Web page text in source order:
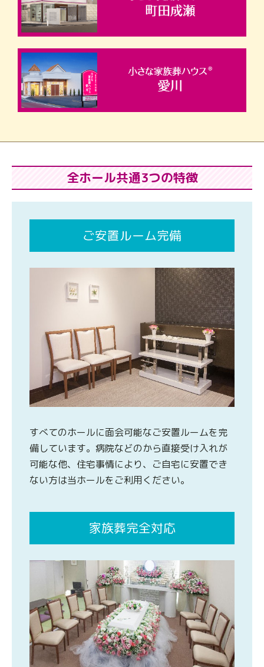
全ホール共通3つの特徴
ご安置ルーム完備
すべてのホールに面会可能なご安置ルームを完
備しています。病院などのから直接受け入れが
可能な他、住宅事情により、ご自宅に安置でき
ない方は当ホールをご利用ください。
家族葬完全対応